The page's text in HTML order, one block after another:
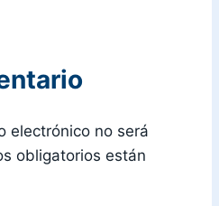
electrónico no será
obligatorios están